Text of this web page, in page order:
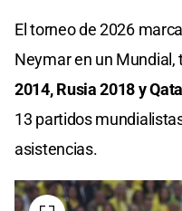
El torneo de 2026
Neymar en un Mundial,
2014, Rusia 2018 y
13 partidos
asistencias.